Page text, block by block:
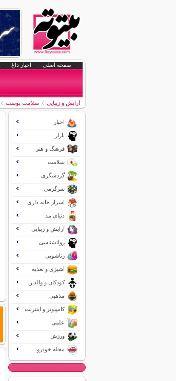
صفحه اصلی اخبار داغ
آرایش و زیبایی سلامت پوست
اخبار
بازار
فرهنگ و هنر
سلامت
گردشگری
سرگرمی
اسرار خانه داری
دنیای مد
آرایش و زیبایی
روانشناسی
زناشویی
آشپزی و تغذیه
کودکان و والدین
مذهبی
کامپیوتر و اینترنت
علمی
ورزش
مجله خودرو